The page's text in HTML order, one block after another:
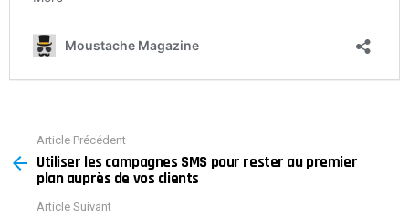
more
Article Précédent
Utiliser les campagnes SMS pour rester au premier
plan auprès de vos clients
Article Suivant